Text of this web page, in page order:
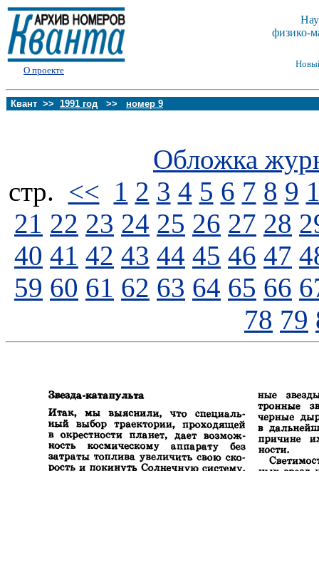
О проекте
физико-
Квант >> 1991 год >> номер 9
Обложка
стp. << 1 2 3 4 5 6 7 8 9
21 22 23 24 25 26 27 28
40 41 42 43 44 45 46 47
59 60 61 62 63 64 65 66
78 79